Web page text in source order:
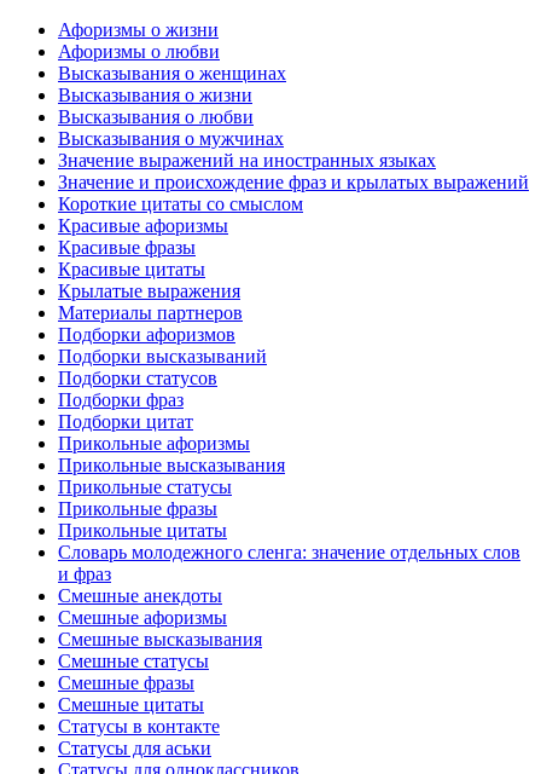
Афоризмы о жизни
Афоризмы о любви
Высказывания о женщинах
Высказывания о жизни
Высказывания о любви
Высказывания о мужчинах
Значение выражений на иностранных языках
Значение и происхождение фраз и крылатых выражений
Короткие цитаты со смыслом
Красивые афоризмы
Красивые фразы
Красивые цитаты
Крылатые выражения
Материалы партнеров
Подборки афоризмов
Подборки высказываний
Подборки статусов
Подборки фраз
Подборки цитат
Прикольные афоризмы
Прикольные высказывания
Прикольные статусы
Прикольные фразы
Прикольные цитаты
Словарь молодежного сленга: значение отдельных слов
и фраз
Смешные анекдоты
Смешные афоризмы
Смешные высказывания
Смешные статусы
Смешные фразы
Смешные цитаты
Статусы в контакте
Статусы для аськи
Статусы для одноклассников